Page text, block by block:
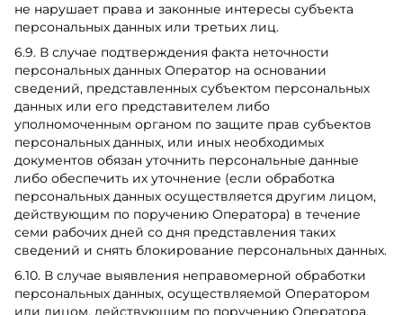
не нарушает ​права ​​и ​​законные​​ интересы ​​субъекта ​​
персональных​​ данных​​ или третьих ​​лиц​.
6.9. В случае подтверждения факта неточности
персональных данных Оператор на основании
сведений, представленных субъектом персональных
данных или его представителем либо
уполномоченным органом по защите прав субъектов
персональных данных, или иных необходимых
документов обязан уточнить персональные данные
либо обеспечить их уточнение (если обработка
персональных данных осуществляется другим лицом,
действующим по поручению Оператора) в течение
семи рабочих дней со дня представления таких
сведений и снять блокирование персональных данных.
6.10. В случае выявления неправомерной обработки
персональных данных, осуществляемой Оператором
или лицом, действующим по поручению Оператора,